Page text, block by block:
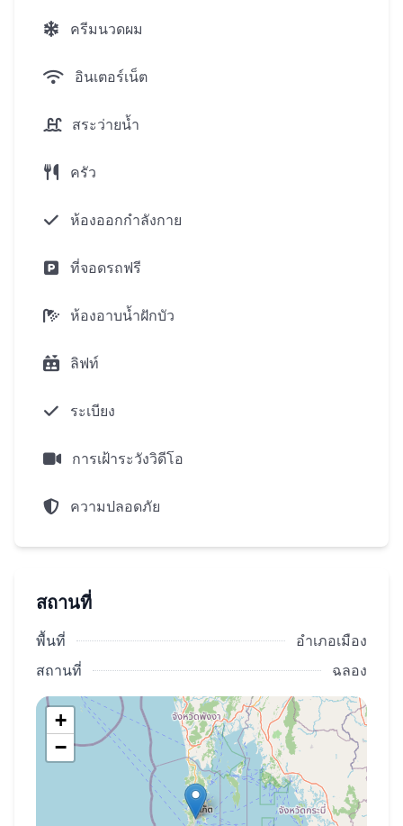
แปของซับซ้อน:
ระว่ายน้ำด้วย
และชั้นเรียนโยคะ
ทำความสะอาดของบ้านหลัง
การรักษาความปลอดภัยตลอดเวลา
พื้นที่จอดรถ
ครีมนวดผม
อินเตอร์เน็ต
สระว่ายน้ำ
ครัว
ห้องออกกำลังกาย
ที่จอดรถฟรี
ห้องอาบน้ำฝักบัว
ลิฟท์
ระเบียง
การเฝ้าระวังวิดีโอ
ความปลอดภัย
สถานที่
พื้นที่
อำเภอเมือง
สถานที่
ฉลอง
+
−